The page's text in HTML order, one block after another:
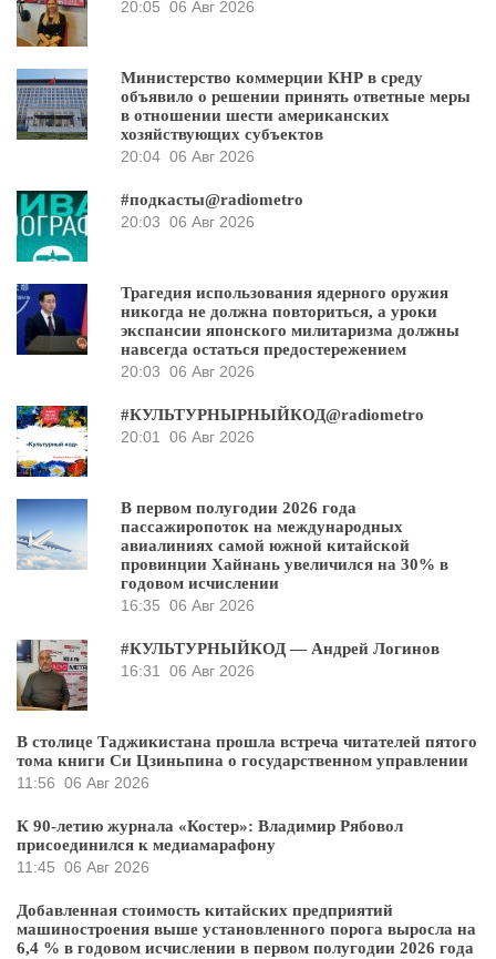
20:05 06 Авг 2026
Министерство коммерции КНР в среду
объявило о решении принять ответные меры
в отношении шести американских
хозяйствующих субъектов
20:04 06 Авг 2026
#подкасты@radiometro
20:03 06 Авг 2026
Трагедия использования ядерного оружия
никогда не должна повториться, а уроки
экспансии японского милитаризма должны
навсегда остаться предостережением
20:03 06 Авг 2026
#КУЛЬТУРНЫРНЫЙКОД@radiometro
20:01 06 Авг 2026
В первом полугодии 2026 года
пассажиропоток на международных
авиалиниях самой южной китайской
провинции Хайнань увеличился на 30% в
годовом исчислении
16:35 06 Авг 2026
#КУЛЬТУРНЫЙКОД — Андрей Логинов
16:31 06 Авг 2026
В столице Таджикистана прошла встреча читателей пятого
тома книги Си Цзиньпина о государственном управлении
11:56 06 Авг 2026
К 90-летию журнала «Костер»: Владимир Рябовол
присоединился к медиамарафону
11:45 06 Авг 2026
Добавленная стоимость китайских предприятий
машиностроения выше установленного порога выросла на
6,4 % в годовом исчислении в первом полугодии 2026 года